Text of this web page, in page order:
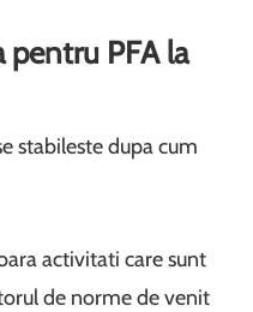
pentru PFA la
stabileste dupa cum
activitati care sunt
de norme de venit